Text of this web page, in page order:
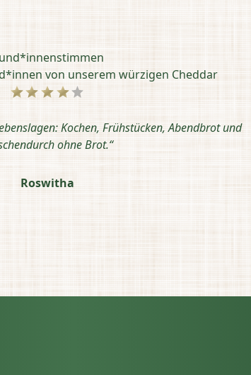
von unserem würzigen Cheddar
Kochen, Frühstücken, Abendbrot und
ohne Brot.“
Roswitha